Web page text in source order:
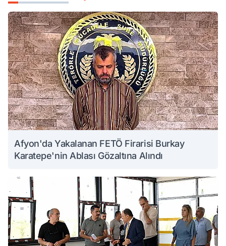
Afyon'da Yakalanan FETÖ Firarisi Burkay
Karatepe'nin Ablası Gözaltına Alındı